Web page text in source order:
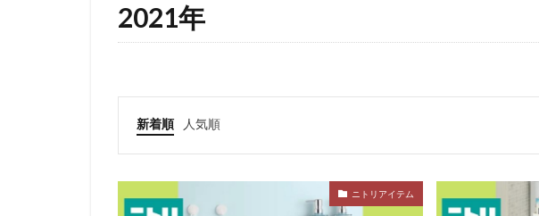
2021年
新着順 人気順
ニトリアイテム